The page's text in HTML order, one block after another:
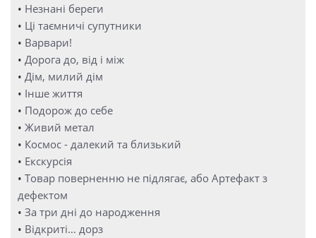
• Незнані береги
• Ці таємничі супутники
• Варвари!
• Дорога до, від і між
• Дім, милий дім
• Інше життя
• Подорож до себе
• Живий метал
• Космос - далекий та близький
• Екскурсія
• Товар поверненню не підлягає, або Артефакт з
дефектом
• За три дні до народження
• Відкриті… дорз